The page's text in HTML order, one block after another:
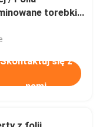
torebki
Skontaktuj się z
nami